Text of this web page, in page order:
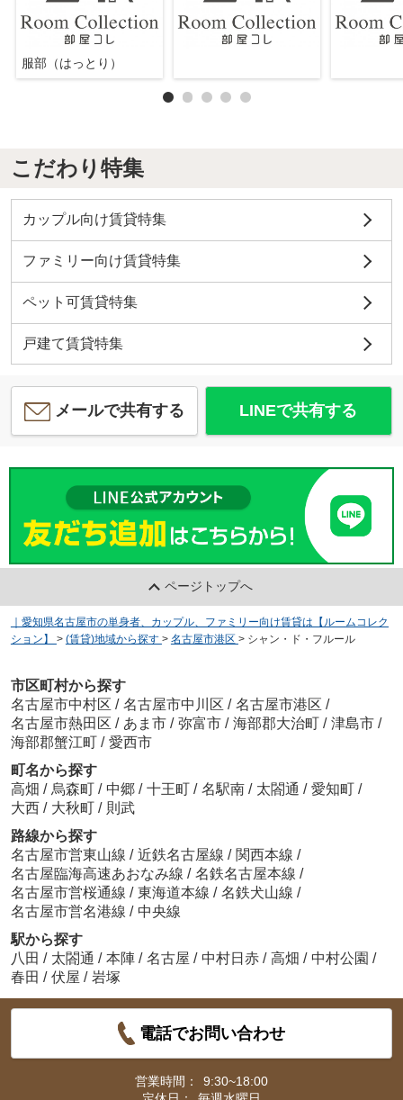
服部（はっとり）
こだわり特集
カップル向け賃貸特集
ファミリー向け賃貸特集
ペット可賃貸特集
戸建て賃貸特集
メールで共有する LINEで共有する
ページトップへ
｜愛知県名古屋市の単身者、カップル、ファミリー向け賃貸は【ルームコレク
ション】
> (賃貸)地域から探す > 名古屋市港区 > シャン・ド・フルール
市区町村から探す
名古屋市中村区 / 名古屋市中川区 / 名古屋市港区 /
名古屋市熱田区 / あま市 / 弥富市 / 海部郡大治町 / 津島市 /
海部郡蟹江町 / 愛西市
町名から探す
高畑 / 烏森町 / 中郷 / 十王町 / 名駅南 / 太閤通 / 愛知町 /
大西 / 大秋町 / 則武
路線から探す
名古屋市営東山線 / 近鉄名古屋線 / 関西本線 /
名古屋臨海高速あおなみ線 / 名鉄名古屋本線 /
名古屋市営桜通線 / 東海道本線 / 名鉄犬山線 /
名古屋市営名港線 / 中央線
駅から探す
八田 / 太閤通 / 本陣 / 名古屋 / 中村日赤 / 高畑 / 中村公園 /
春田 / 伏屋 / 岩塚
電話でお問い合わせ
営業時間：
9:30~18:00